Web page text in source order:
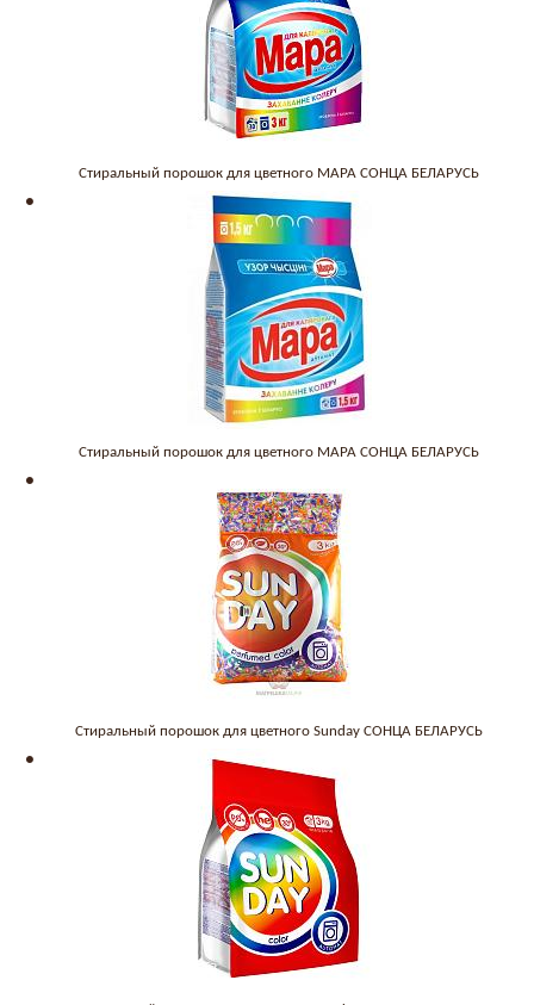
Стиральный порошок для цветного МАРА СОНЦА БЕЛАРУСЬ
Стиральный порошок для цветного МАРА СОНЦА БЕЛАРУСЬ
Стиральный порошок для цветного Sunday СОНЦА БЕЛАРУСЬ